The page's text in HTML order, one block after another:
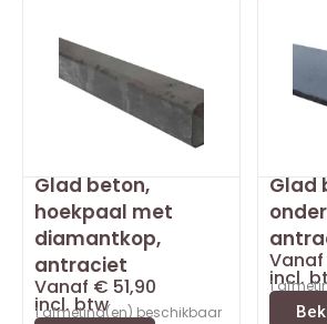
Glad beton,
hoekpaal met
diamantkop,
antraciet
Vanaf € 51,90
incl. btw
1 afmeting(en) beschikbaar
Glad
Vanaf
incl.
1